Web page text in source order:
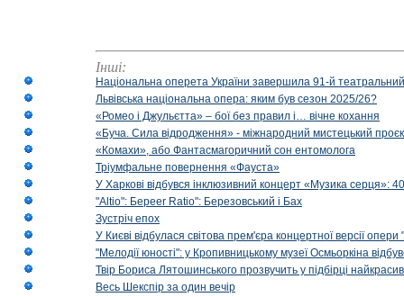
Інші:
Національна оперета України завершила 91-й
Львівська національна опера: яким був сезон 2025/26?
«Ромео і Джульєтта» – бої без правил і… вічне кохання
«Буча. Сила відродження» - міжнародний мистецький
«Комахи», або Фантасмагоричний сон ентомолога
Тріумфальне повернення «Фауста»
У Харкові відбувся інклюзивний концерт «Музика серця»:
"Altio": Береer Ratio": Березовський і Бах
Зустріч епох
У Києві відбулася світова прем'єра концертної версії
"Мелодії юності": у Кропивницькому музеї Осмьоркіна
Твір Бориса Лятошинського прозвучить у підбірці
Весь Шекспір за один вечір